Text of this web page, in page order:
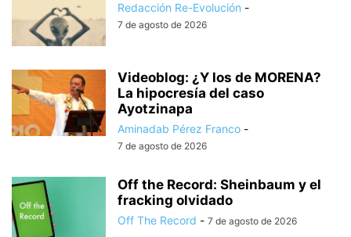
Redacción Re-Evolución -
7 de agosto de 2026
Videoblog: ¿Y los de MORENA?
La hipocresía del caso
Ayotzinapa
Aminadab Pérez Franco -
7 de agosto de 2026
Off the Record: Sheinbaum y el
fracking olvidado
Off The Record - 7 de agosto de 2026